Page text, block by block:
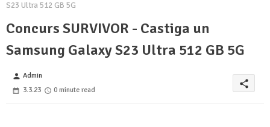
S23 Ultra 512 GB 5G
Concurs SURVIVOR - Castiga un
Samsung Galaxy S23 Ultra 512 GB 5G
person Admin
3.3.23
0 minute read
share